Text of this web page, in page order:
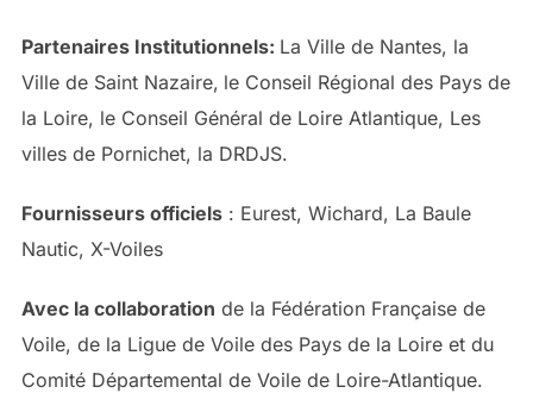
Partenaires Institutionnels: La Ville de Nantes, la
Ville de Saint Nazaire, le Conseil Régional des Pays de
la Loire, le Conseil Général de Loire Atlantique, Les
villes de Pornichet, la DRDJS.
Fournisseurs officiels: Eurest, Wichard, La Baule
Nautic, X-Voiles
Avec la collaboration de la Fédération Française de
Voile, de la Ligue de Voile des Pays de la Loire et du
Comité Départemental de Voile de Loire-Atlantique.